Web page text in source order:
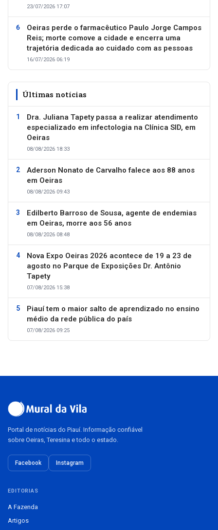
23/07/2026 17:07
Oeiras perde o farmacêutico Paulo Jorge Campos
Reis; morte comove a cidade e encerra uma
trajetória dedicada ao cuidado com as pessoas
16/07/2026 06:19
Últimas notícias
Dra. Juliana Tapety passa a realizar atendimento
especializado em infectologia na Clínica SID, em
Oeiras
08/08/2026 18:33
Aderson Nonato de Carvalho falece aos 88 anos
em Oeiras
08/08/2026 09:43
Edilberto Barroso de Sousa, agente de endemias
em Oeiras, morre aos 56 anos
08/08/2026 08:48
Nova Expo Oeiras 2026 acontece de 19 a 23 de
agosto no Parque de Exposições Dr. Antônio
Tapety
07/08/2026 15:38
Piauí tem o maior salto de aprendizado no ensino
médio da rede pública do país
07/08/2026 09:25
Portal de notícias do Piauí. Informação confiável
sobre Oeiras, Teresina e todo o estado.
Facebook Instagram
EDITORIAS
A Fazenda
Artigos